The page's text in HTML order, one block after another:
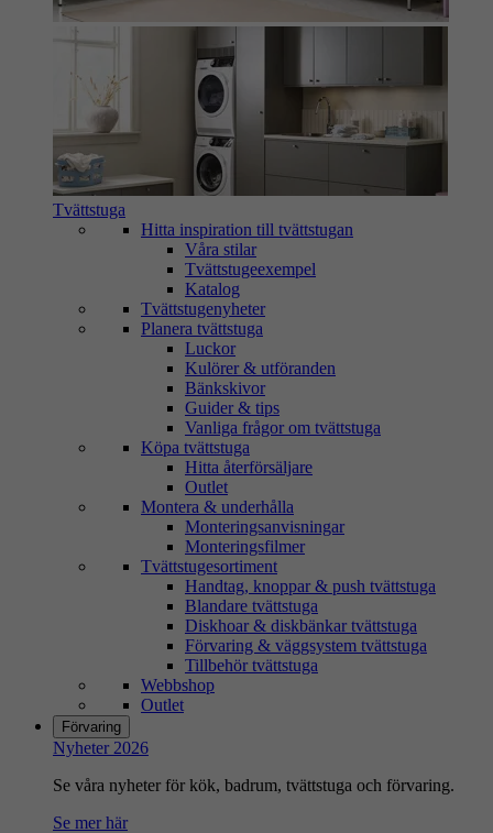
Tvättstuga
Hitta inspiration till tvättstugan
Våra stilar
Tvättstugeexempel
Katalog
Tvättstugenyheter
Planera tvättstuga
Luckor
Kulörer & utföranden
Bänkskivor
Guider & tips
Vanliga frågor om tvättstuga
Köpa tvättstuga
Hitta återförsäljare
Outlet
Montera & underhålla
Monteringsanvisningar
Monteringsfilmer
Tvättstugesortiment
Handtag, knoppar & push tvättstuga
Blandare tvättstuga
Diskhoar & diskbänkar tvättstuga
Förvaring & väggsystem tvättstuga
Tillbehör tvättstuga
Webbshop
Outlet
Förvaring
Nyheter 2026
Se våra nyheter för kök, badrum, tvättstuga och förvaring.
Se mer här